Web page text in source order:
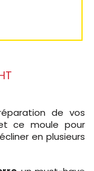
de vos
ce moule pour
en plusieurs